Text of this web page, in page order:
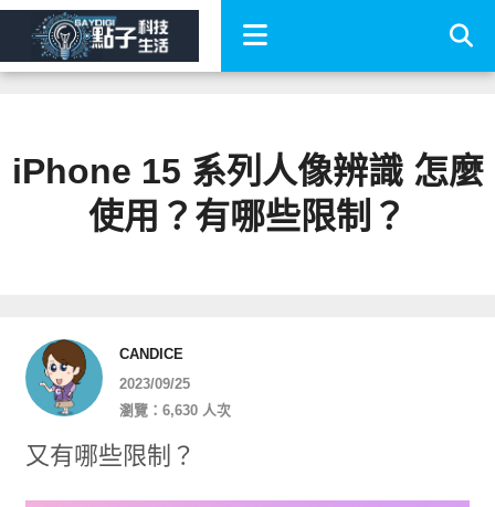
iPhone 15 系列人像辨識 怎麼
使用？有哪些限制？
CANDICE
2023/09/25
瀏覽：6,630 人次
又有哪些限制？